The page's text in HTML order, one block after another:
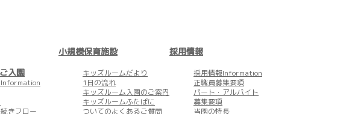
入園
Information
きフロー
小規模保育施設
キッズルームだより
1日の流れ
キッズルーム入園のご案内
キッズルームふたばに
ついてのよくあるご質問
採用情報
採用情報Information
正職員募集要項
パート・アルバイト
募集要項
当園の特長